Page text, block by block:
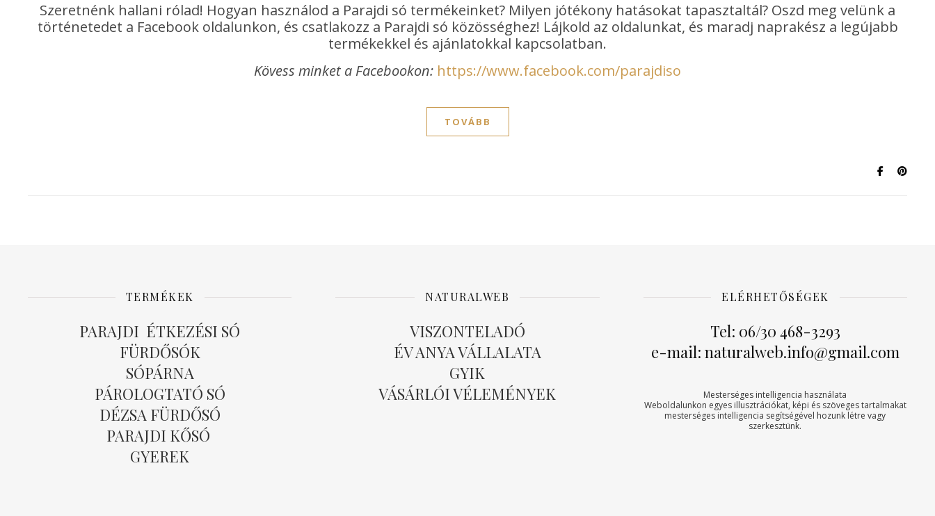
Szeretnénk hallani rólad! Hogyan használod a Parajdi só termékeinket? Milyen jótékony hatásokat tapasztaltál? Oszd meg velünk a
történetedet a Facebook oldalunkon, és csatlakozz a Parajdi só közösséghez! Lájkold az oldalunkat, és maradj naprakész a legújabb
termékekkel és ajánlatokkal kapcsolatban.
Kövess minket a Facebookon: https://www.facebook.com/parajdiso
TOVÁBB
TERMÉKEK
PARAJDI ÉTKEZÉSI SÓ
FÜRDŐSÓK
SÓPÁRNA
PÁROLOGTATÓ SÓ
DÉZSA FÜRDŐSÓ
PARAJDI KŐSÓ
GYEREK
NATURALWEB
VISZONTELADÓ
ÉV ANYA VÁLLALATA
GYIK
VÁSÁRLÓI VÉLEMÉNYEK
ELÉRHETŐSÉGEK
Tel: 06/30 468-3293
e-mail: naturalweb.info@gmail.com
Mesterséges intelligencia használata
Weboldalunkon egyes illusztrációkat, képi és szöveges tartalmakat
mesterséges intelligencia segítségével hozunk létre vagy
szerkesztünk.